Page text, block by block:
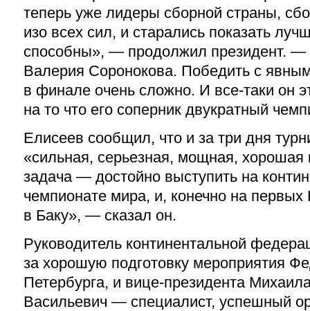
теперь уже лидеры сборной страны,
изо всех сил, и старались показать
способны», — продолжил президент. —
Валерия Соронокова. Победить с
в финале очень сложно. И все-таки он
на то что его соперник двукратный
Елисеев сообщил, что и за три дня
«сильная, серьезная, мощная,
задача — достойно выступить на
чемпионате мира, и, конечно на первых
в Баку», — сказал он.
Руководитель континентальной
за хорошую подготовку мероприятия
Петербурга, и вице-президента
Васильевич — специалист, успешный